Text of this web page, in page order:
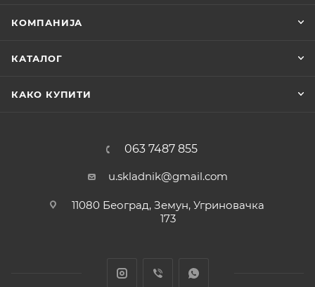
КОМПАНИЈА
КАТАЛОГ
КАКО КУПИТИ
063 7487 855
u.skladnik@gmail.com
11080 Београд, Земун, Угриновачка
173